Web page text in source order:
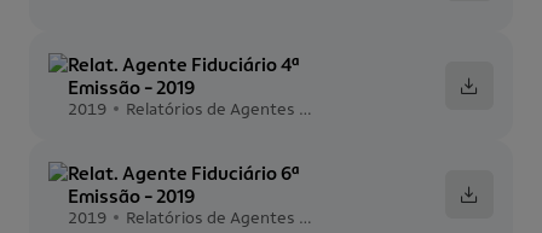
Relat. Agente Fiduciário 4ª
Emissão - 2019
2019 Relatórios de Agentes Fiduciários
Relat. Agente Fiduciário 6ª
Emissão - 2019
2019 Relatórios de Agentes Fiduciários